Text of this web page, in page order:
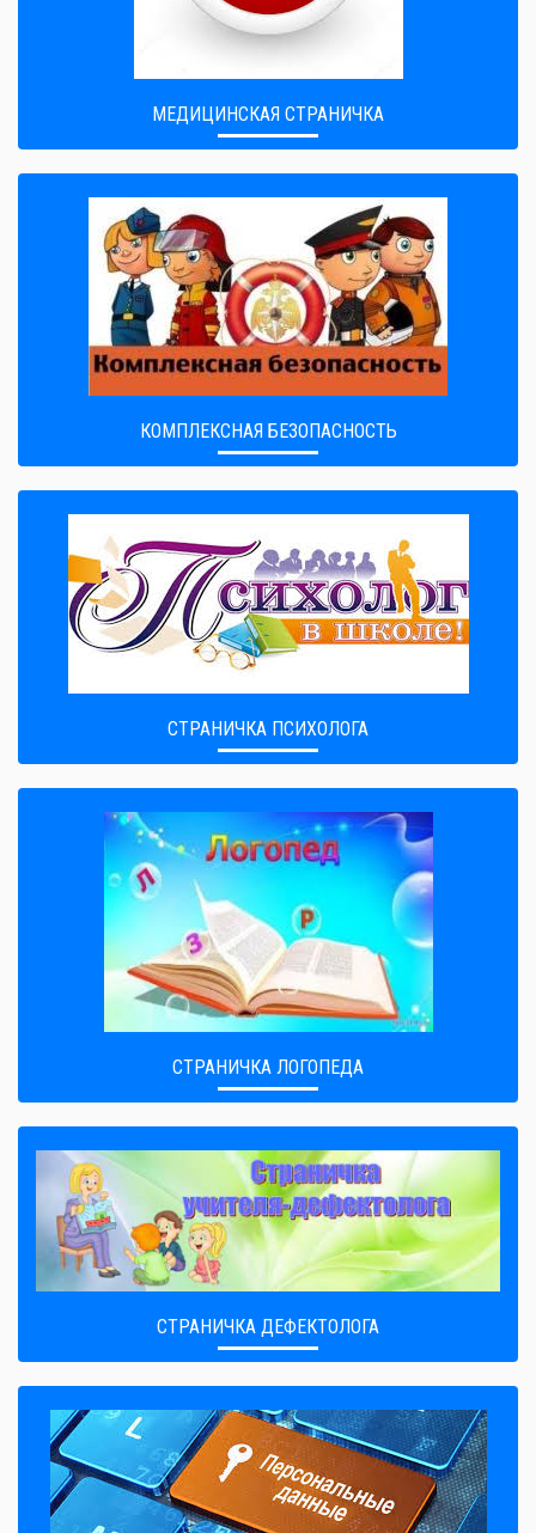
МЕДИЦИНСКАЯ СТРАНИЧКА
КОМПЛЕКСНАЯ БЕЗОПАСНОСТЬ
СТРАНИЧКА ПСИХОЛОГА
СТРАНИЧКА ЛОГОПЕДА
СТРАНИЧКА ДЕФЕКТОЛОГА